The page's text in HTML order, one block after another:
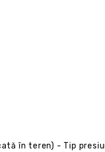
în teren) - Tip